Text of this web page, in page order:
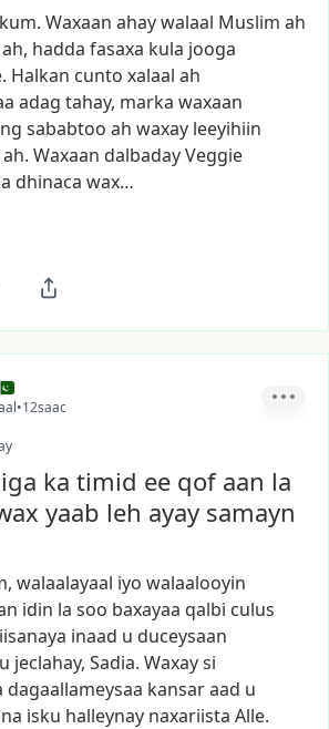
Waxaan ahaywalaal Muslim ah
ah, hadda fasaxa kula jooga
Halkan cunto xalaal ah
adag tahay, marka waxaan
sababtoo ah waxay leeyihiin
ah. Waxaan dalbadayVeggie
dhinaca wax…
•12saac
ka timid ee qof aan la
yaab leh ayay samayn
walaalayaal iyo walaalooyin
idin la soo baxayaa qalbi culus
inaad u duceysaan
u jeclahay, Sadia. Waxaysi
dagaallameysaa kansaraad u
isku halleynay naxariista Alle.